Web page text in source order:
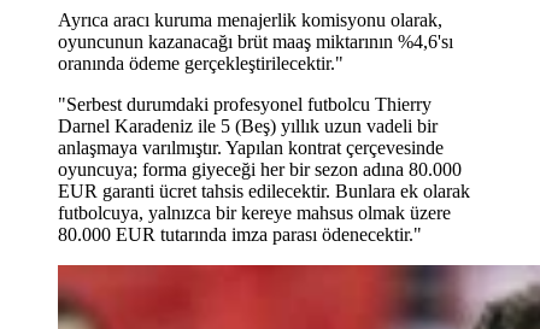
Ayrıca aracı kuruma menajerlik komisyonu olarak,
oyuncunun kazanacağı brüt maaş miktarının %4,6'sı
oranında ödeme gerçekleştirilecektir."
"Serbest durumdaki profesyonel futbolcu Thierry
Darnel Karadeniz ile 5 (Beş) yıllık uzun vadeli bir
anlaşmaya varılmıştır. Yapılan kontrat çerçevesinde
oyuncuya; forma giyeceği her bir sezon adına 80.000
EUR garanti ücret tahsis edilecektir. Bunlara ek olarak
futbolcuya, yalnızca bir kereye mahsus olmak üzere
80.000 EUR tutarında imza parası ödenecektir."